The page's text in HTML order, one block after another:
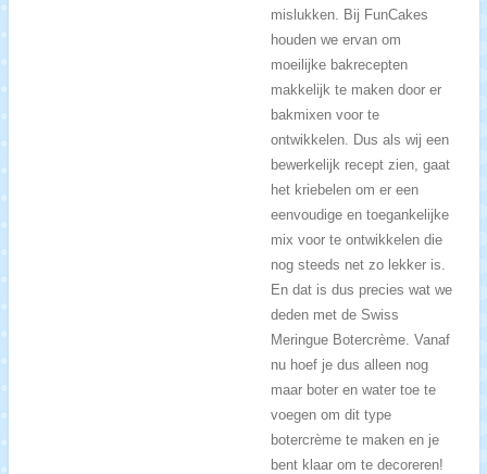
mislukken. Bij FunCakes
houden we ervan om
moeilijke bakrecepten
makkelijk te maken door er
bakmixen voor te
ontwikkelen. Dus als wij een
bewerkelijk recept zien, gaat
het kriebelen om er een
eenvoudige en toegankelijke
mix voor te ontwikkelen die
nog steeds net zo lekker is.
En dat is dus precies wat we
deden met de Swiss
Meringue Botercrème. Vanaf
nu hoef je dus alleen nog
maar boter en water toe te
voegen om dit type
botercrème te maken en je
bent klaar om te decoreren!